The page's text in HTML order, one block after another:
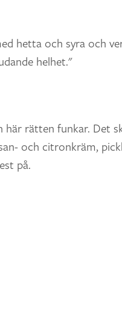
hetta och syra och
helhet."
här rätten funkar. Det
och citronkräm,
på.